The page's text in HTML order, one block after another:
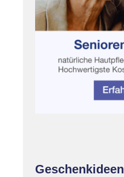
Geschenkideen